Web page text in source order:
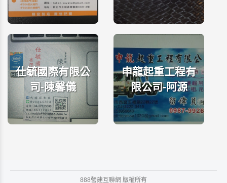
仕毓國際有限公
司-陳馨儀
申龍起重工程有
限公司-阿源
888營建互聯網 版權所有